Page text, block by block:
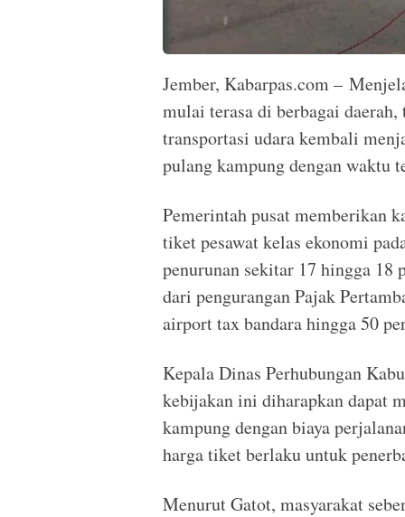
Jember, Kabarpas.com –
mulai terasa di berbagai
transportasi udara kembali
pulang kampung dengan waktu
Pemerintah pusat memberikan
tiket pesawat kelas ekonomi
penurunan sekitar 17 hingga 18
dari pengurangan Pajak
airport tax bandara hingga 50
Kepala Dinas Perhubungan
kebijakan ini diharapkan dapat
kampung dengan biaya
harga tiket berlaku untuk
Menurut Gatot, masyarakat